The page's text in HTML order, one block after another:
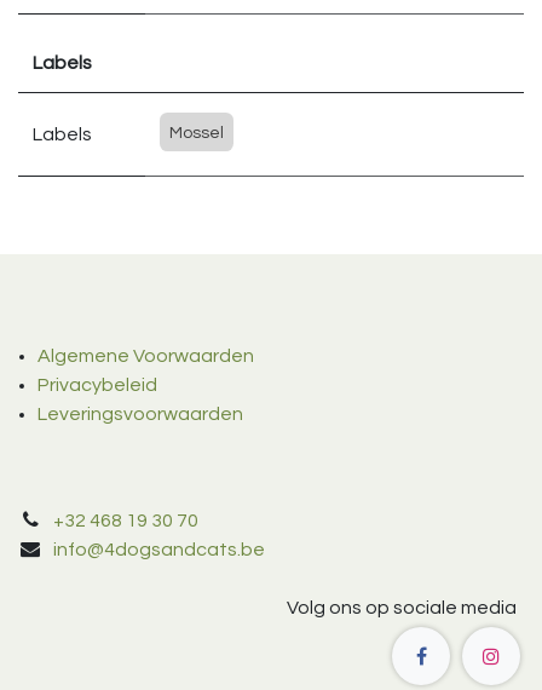
Labels
Labels Mossel
Algemene Voorwaarden
Privacybeleid
Leveringsvoorwaarden
+32 468 19 30 70
info@4dogsandcats.be
Volg ons op sociale media